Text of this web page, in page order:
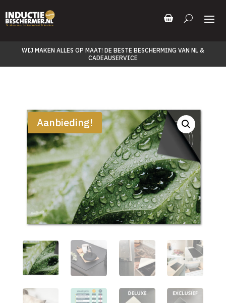
WIJ MAKEN ALLES OP MAAT! DE BESTE BESCHERMING VAN NL &
CADEAUSERVICE
Aanbieding!